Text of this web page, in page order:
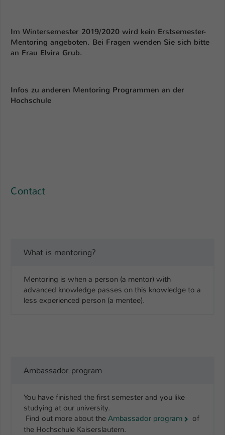
Im Wintersemester 2019/2020 wird kein Erstsemester-
Mentoring angeboten. Bei Fragen wenden Sie sich bitte
an Frau Elvira Grub.
Infos zu anderen Mentoring Programmen an der
Hochschule
Contact
What is mentoring?
Mentoring is when a person (a mentor) with
advanced knowledge passes on this knowledge to a
less experienced person (a mentee).
Ambassador program
You have finished the first semester and you like
studying at our university.
Find out more about the Ambassador program
of
the Hochschule Kaiserslautern.